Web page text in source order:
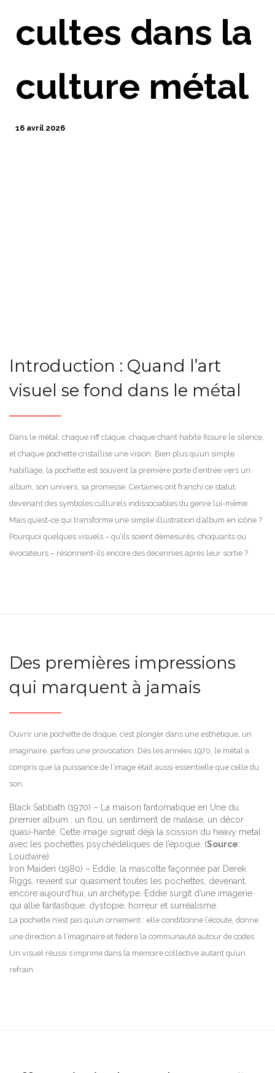
cultes dans la
culture métal
16 avril 2026
Introduction : Quand l’art
visuel se fond dans le métal
Dans le métal, chaque riff claque, chaque chant habité fissure le silence,
et chaque pochette cristallise une vision. Bien plus qu’un simple
habillage, la pochette est souvent la première porte d’entrée vers un
album, son univers, sa promesse. Certaines ont franchi ce statut,
devenant des symboles culturels indissociables du genre lui-même.
Mais qu’est-ce qui transforme une simple illustration d’album en icône ?
Pourquoi quelques visuels – qu’ils soient démesurés, choquants ou
évocateurs – résonnent-ils encore des décennies après leur sortie ?
Des premières impressions
qui marquent à jamais
Ouvrir une pochette de disque, c’est plonger dans une esthétique, un
imaginaire, parfois une provocation. Dès les années 1970, le métal a
compris que la puissance de l’image était aussi essentielle que celle du
son.
Black Sabbath (1970) – La maison fantomatique en Une du
premier album : un flou, un sentiment de malaise, un décor
quasi-hanté. Cette image signait déjà la scission du heavy metal
avec les pochettes psychédéliques de l’époque. (Source:
Loudwire)
Iron Maiden (1980) – Eddie, la mascotte façonnée par Derek
Riggs, revient sur quasiment toutes les pochettes, devenant,
encore aujourd’hui, un archétype. Eddie surgit d’une imagerie
qui allie fantastique, dystopie, horreur et surréalisme.
La pochette n’est pas qu’un ornement : elle conditionne l’écoute, donne
une direction à l’imaginaire et fédère la communauté autour de codes.
Un visuel réussi s’imprime dans la mémoire collective autant qu’un
refrain.